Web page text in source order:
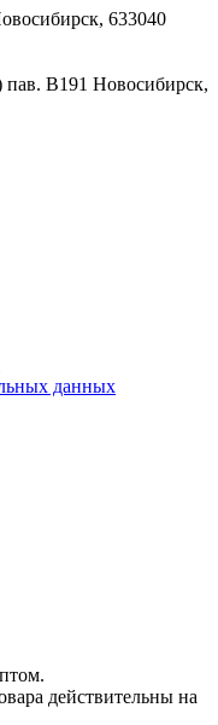
633040
B191 Новосибирск,
данных
действительны на